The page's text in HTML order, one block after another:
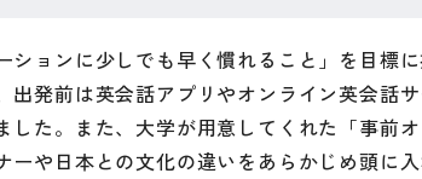
ションに少しでも早く慣れること」を目標
出発前は英会話アプリやオンライン英会話
した。また、大学が用意してくれた「事前
ーや日本との文化の違いをあらかじめ頭に